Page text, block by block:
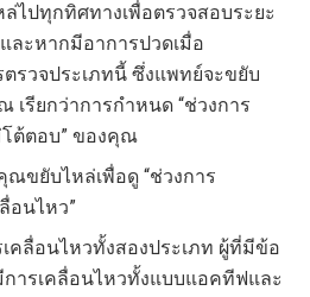
ไปทุกทิศทางเพื่อตรวจสอบระยะ
ละหากมีอาการปวดเมื่อ
ตรวจประเภทนี้ ซึ่งแพทย์จะขยับ
เรียกว่าการกำหนด “ช่วงการ
ต้ตอบ” ของคุณ
ขยับไหล่เพื่อดู “ช่วงการ
อนไหว”
เคลื่อนไหวทั้งสองประเภท ผู้ที่มีข้อ
ารเคลื่อนไหวทั้งแบบแอคทีฟและ